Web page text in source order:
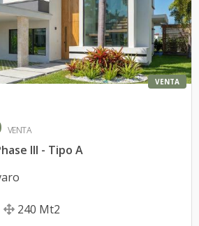
VENTA
VENTA
III - Tipo A
240 Mt2